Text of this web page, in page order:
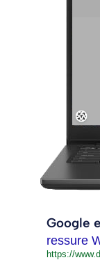
Google
ressure
https://